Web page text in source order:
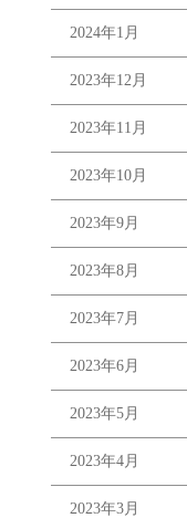
2024年1月
2023年12月
2023年11月
2023年10月
2023年9月
2023年8月
2023年7月
2023年6月
2023年5月
2023年4月
2023年3月